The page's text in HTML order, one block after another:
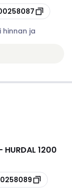
ja
1200